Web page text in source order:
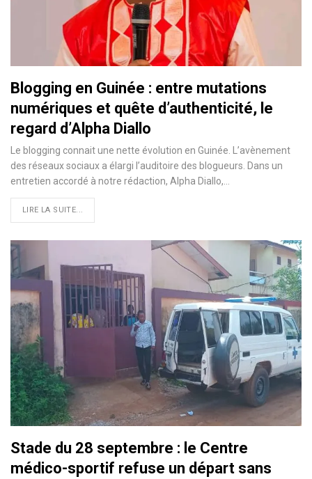
Blogging en Guinée : entre mutations
numériques et quête d’authenticité, le
regard d’Alpha Diallo
Le blogging connait une nette évolution en Guinée. L’avènement
des réseaux sociaux a élargi l’auditoire des blogueurs. Dans un
entretien accordé à notre rédaction, Alpha Diallo,…
LIRE LA SUITE...
Stade du 28 septembre : le Centre
médico-sportif refuse un départ sans